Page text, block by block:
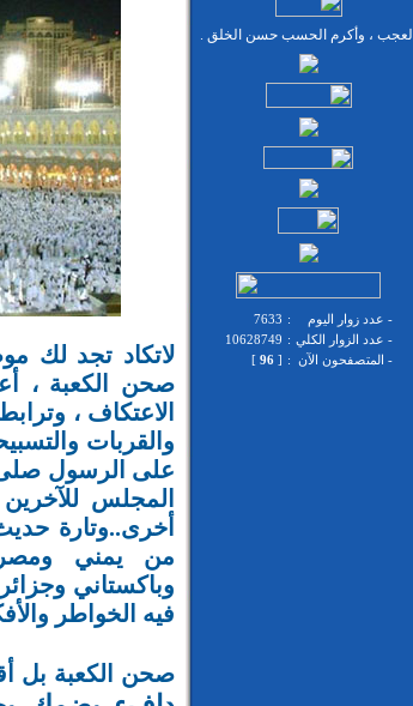
لاتكاد تجد لك
صحن الكعبة ،
الاعتكاف ،
والقربات
على الرسول صلى
المجلس
أخرى..وتارة
من يمني
وباكستاني
فيه الخواطر
صحن الكعبة بل
العجب ، وأكرم الحسب حسن الخلق .
7633 : - عدد زوار اليوم
10628749 : - عدد الزوار الكلي
[
96
] : - المتصفحون الآن